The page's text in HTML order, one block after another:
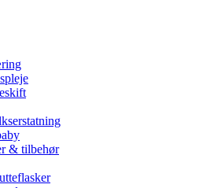
& tilbehør